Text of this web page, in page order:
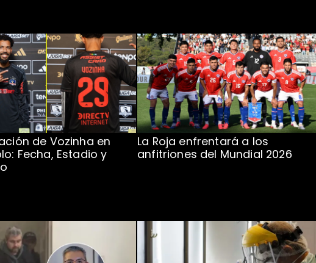
de Vozinha en
Fecha, Estadio y
La Roja enfrentará a los
anfitriones del Mundial 2026